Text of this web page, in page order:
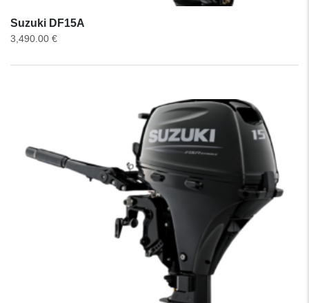
Suzuki DF15A
3,490.00 €